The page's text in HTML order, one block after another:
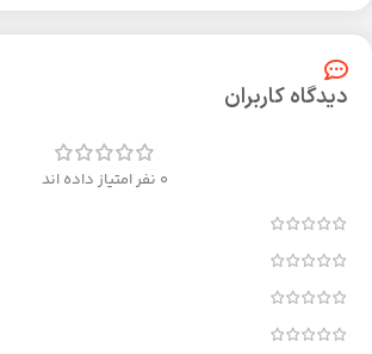
دیدگاه کاربران
0 نفر امتیاز داده اند